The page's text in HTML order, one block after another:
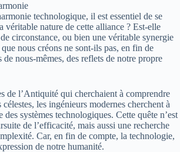
technologique, il est essentiel de se
véritable nature de cette alliance ? Est-elle
circonstance, ou bien une véritable synergie
nous créons ne sont-ils pas, en fin de
de nous-mêmes, des reflets de notre propre
de l’Antiquité qui cherchaient à comprendre
célestes, les ingénieurs modernes cherchent à
des systèmes technologiques. Cette quête n’est
de l’efficacité, mais aussi une recherche
Car, en fin de compte, la technologie,
de notre humanité.